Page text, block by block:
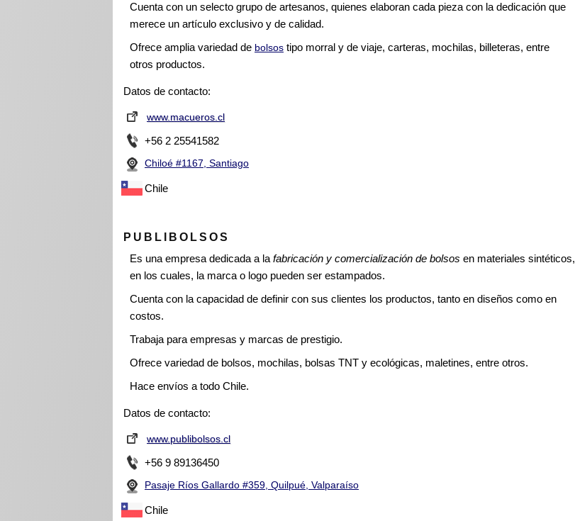
Cuenta con un selecto grupo de artesanos, quienes elaboran cada pieza con la dedicación que
merece un artículo exclusivo y de calidad.
Ofrece amplia variedad de bolsos tipo morral y de viaje, carteras, mochilas, billeteras, entre
otros productos.
Datos de contacto:
www.macueros.cl
+56 2 25541582
Chiloé #1167, Santiago
Chile
PUBLIBOLSOS
Es una empresa dedicada a la fabricación y comercialización de bolsos en materiales sintéticos,
en los cuales, la marca o logo pueden ser estampados.
Cuenta con la capacidad de definir con sus clientes los productos, tanto en diseños como en
costos.
Trabaja para empresas y marcas de prestigio.
Ofrece variedad de bolsos, mochilas, bolsas TNT y ecológicas, maletines, entre otros.
Hace envíos a todo Chile.
Datos de contacto:
www.publibolsos.cl
+56 9 89136450
Pasaje Ríos Gallardo #359, Quilpué, Valparaíso
Chile